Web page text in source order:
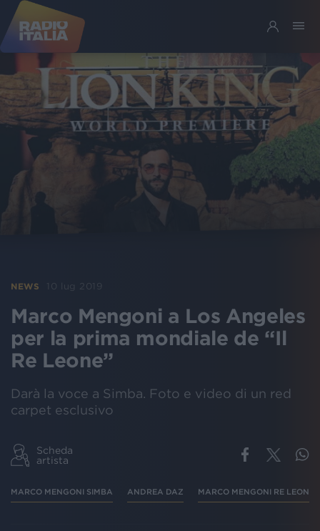
NEWS 10 lug 2019
Marco Mengoni a Los Angeles
per la prima mondiale de “Il
Re Leone”
Darà la voce a Simba. Foto e video di un red
carpet esclusivo
Scheda
artista
MARCO MENGONI SIMBA ANDREA DAZ MARCO MENGONI RE LEONE